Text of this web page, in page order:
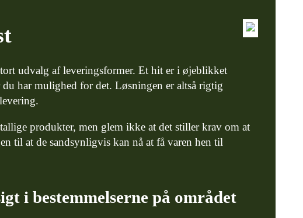
udvalg af leveringsformer. Et hit er i øjeblikket
har mulighed for det. Løsningen er altså rigtig
produkter, men glem ikke at det stiller krav om at
til at de sandsynligvis kan nå at få varen hen til
i bestemmelserne på området